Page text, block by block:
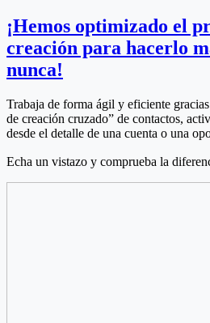
¡Hemos optimizado el
creación para hacerlo
nunca!
Trabaja de forma ágil y eficiente
de creación cruzado” de contactos,
desde el detalle de una cuenta o una
Echa un vistazo y comprueba la